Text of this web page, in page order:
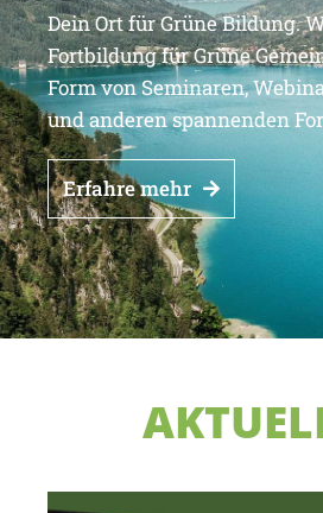
Dein Ort für Grüne Bildung.
Fortbildung für Grüne
Form von Seminaren,
und anderen spannenden
Erfahre mehr